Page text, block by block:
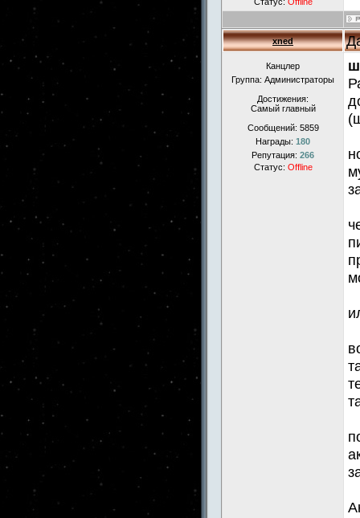
xned
Канцлер
Группа: Администраторы
Достижения:
Самый главный
Сообщений: 5859
Награды: 180
Репутация: 266
Статус: Offline